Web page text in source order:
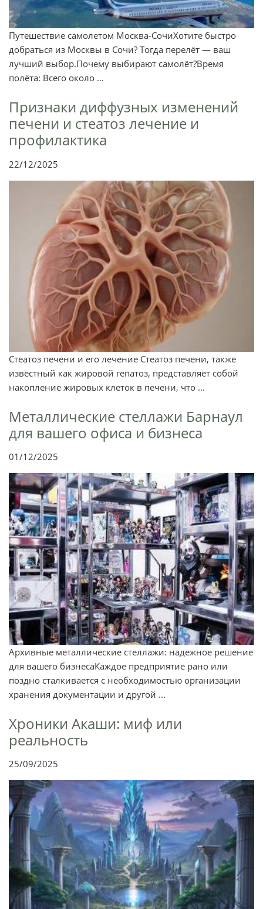
Путешествие самолетом Москва-СочиХотите быстро
добраться из Москвы в Сочи? Тогда перелёт — ваш
лучший выбор.Почему выбирают самолёт?Время
полёта: Всего около ...
Признаки диффузных изменений
печени и стеатоз лечение и
профилактика
22/12/2025
Стеатоз печени и его лечение Стеатоз печени, также
известный как жировой гепатоз, представляет собой
накопление жировых клеток в печени, что ...
Металлические стеллажи Барнаул
для вашего офиса и бизнеса
01/12/2025
Архивные металлические стеллажи: надежное решение
для вашего бизнесаКаждое предприятие рано или
поздно сталкивается с необходимостью организации
хранения документации и другой ...
Хроники Акаши: миф или
реальность
25/09/2025